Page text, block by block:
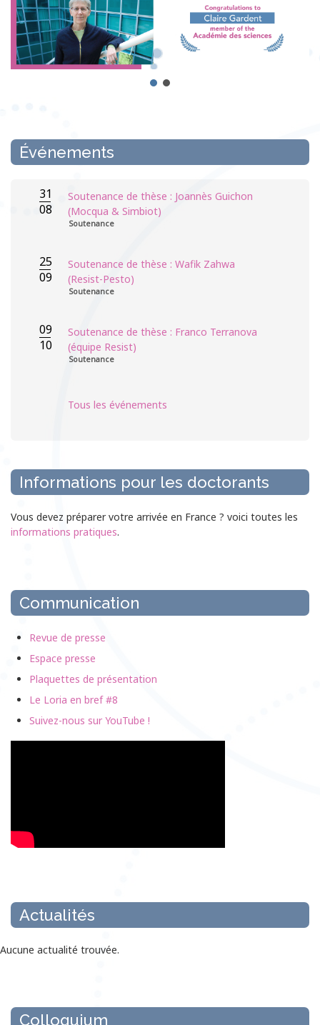
Événements
31
08
Soutenance de thèse : Joannès Guichon
(Mocqua & Simbiot)
Soutenance
25
09
Soutenance de thèse : Wafik Zahwa
(Resist-Pesto)
Soutenance
09
10
Soutenance de thèse : Franco Terranova
(équipe Resist)
Soutenance
Tous les événements
Informations pour les doctorants
Vous devez préparer votre arrivée en France ? voici toutes les
informations pratiques.
Communication
Revue de presse
Espace presse
Plaquettes de présentation
Le Loria en bref #8
Suivez-nous sur YouTube !
Actualités
Aucune actualité trouvée.
Colloquium